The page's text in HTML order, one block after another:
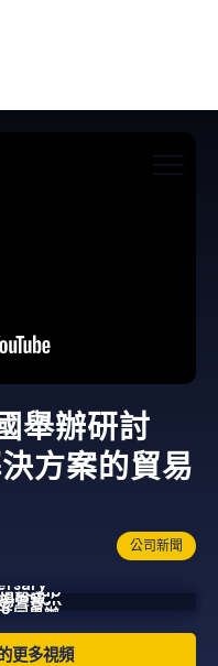
舉辦研討
方案的貿易
公司新聞
Lau's
聲音
Club
同舉辦社
活動，
？- ASK
更多視頻